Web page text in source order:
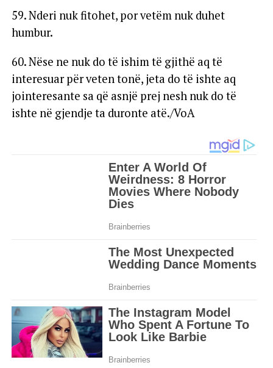
59. Nderi nuk fitohet, por vetëm nuk duhet
humbur.
60. Nëse ne nuk do të ishim të gjithë aq të
interesuar për veten tonë, jeta do të ishte aq
jointeresante sa që asnjë prej nesh nuk do të
ishte në gjendje ta duronte atë./VoA